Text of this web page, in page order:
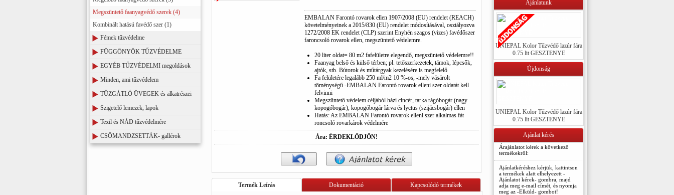
Megszüntető faanyagvédő szerek (4)
Kombinált hatású favédő szer (1)
Fémek tűzvédelme
FÜGGÖNYÖK TŰZVÉDELME
EGYÉB TŰZVÉDELMI megoldások
Minden, ami tűzvédelem
TŰZGÁTLÓ ÜVEGEK és alkatrészei
Szigetelő lemezek, lapok
Texil és NÁD tűzvédelmére
CSŐMANDZSETTÁK- gallérok
EMBALAN Farontó rovarok ellen 1907/2008 (EU) rendelet (REACH)
követelményeinek a 2015/830 (EU) rendelet módosításával, osztályozva
1272/2008 EK rendelet (CLP) szerint Enyhén szagos (vizes) favédőszer
faroncsoló rovarok ellen, megszüntető védelemre.
20 liter oldat= 80 m2 fafelületre elegendő, megszüntető védelemre!!
Faanyag belső és külső térben; pl. tetőszerkezetek, támok, lépcsők,
ajtók, stb. Bútorok és műtárgyak kezelésére is megfelelő
Fa felületére legalább 250 ml/m2 10 %-os, -mely vásárolt
töménységű -EMBALAN Farontó rovarok elleni szer oldatát kell
felvinni
Megszüntető védelem céljából házi cincér, tarka rágóbogár (nagy
kopogóbogár), kopogóbogár lárva és lyctus (szijácsbogár) ellen
Hatás: Az EMBALAN Farontó rovarok elleni szer alkalmas fát
roncsoló rovarkárok védelmére
Ára: ÉRDEKLŐDJÖN!
Termék Leírás Dokumentáció Kapcsolódó termékek
Ajánlatunk
UNIEPAL Kolor Tűzvédő lazúr fára
0.75 lit GESZTENYE
Újdonság
UNIEPAL Kolor Tűzvédő lazúr fára
0.75 lit GESZTENYE
Ajánlat kérés
Árajánlatot kérek a következő
termékekről:
Ajánlatkéréshez kérjük, kattintson
a termékek alatt elhelyezett -
Ajánlatot kérek- gombra, majd
adja meg e-mail címét, és nyomja
meg az -Elküld- gombot!